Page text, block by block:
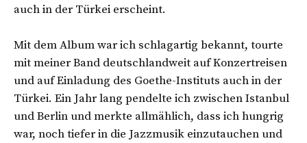
auch in der Türkei erscheint.
Mit dem Album war ich schlagartig bekannt, tourte
mit meiner Band deutschlandweit auf Konzertreisen
und auf Einladung des Goethe-Instituts auch in der
Türkei. Ein Jahr lang pendelte ich zwischen Istanbul
und Berlin und merkte allmählich, dass ich hungrig
war, noch tiefer in die Jazzmusik einzutauchen und